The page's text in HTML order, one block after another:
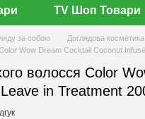
TV Шоп Товари
за собою Доглядова косметика
Wow Dream Cocktail Coconut
волосся Color
in Treatment